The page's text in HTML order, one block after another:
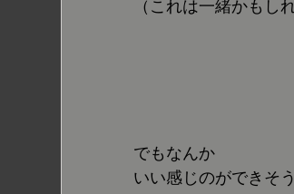
（これは一緒かもし
でもなんか
いい感じのができそ